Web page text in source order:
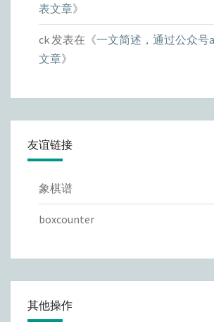
表文章》
ck 发表在《一文简述，通过公众号
文章》
友谊链接
象棋谱
boxcounter
其他操作